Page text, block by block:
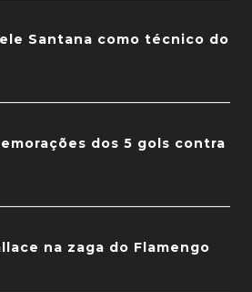
Santana como técnico do
dos 5 gols contra
na zaga do Flamengo